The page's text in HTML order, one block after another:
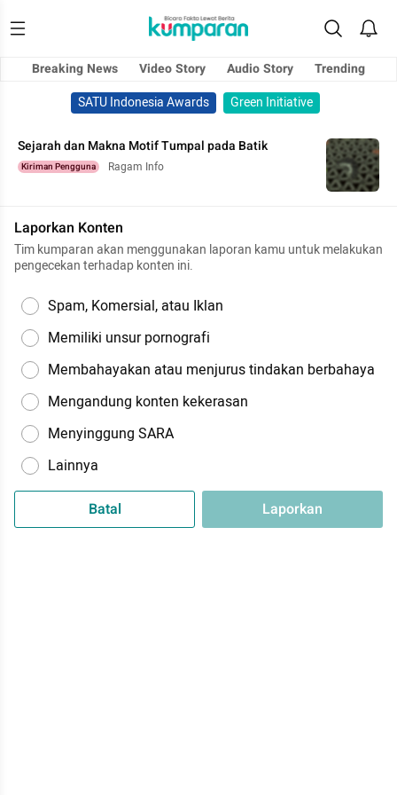
Breaking News Video Story Audio Story
Trending
SATU Indonesia Awards
Green Initiative
Sejarah dan Makna Motif Tumpal pada Batik
Kiriman Pengguna Ragam Info
Laporkan Konten
Tim kumparan akan menggunakan laporan kamu untuk melakukan
pengecekan terhadap konten ini.
Spam, Komersial, atau Iklan
Memiliki unsur pornografi
Membahayakan atau menjurus tindakan berbahaya
Mengandung konten kekerasan
Menyinggung SARA
Lainnya
Batal Laporkan